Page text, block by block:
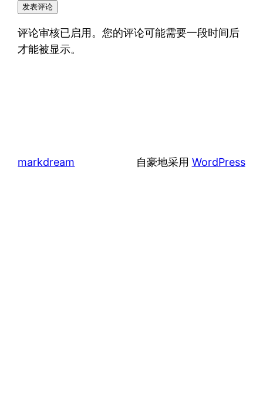
评论审核已启用。您的评论可能需要一段时间后
才能被显示。
markdream 自豪地采用 WordPress